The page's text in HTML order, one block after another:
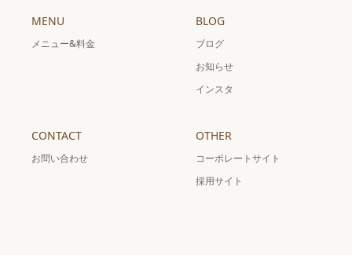
MENU
メニュー&料金
BLOG
ブログ
お知らせ
インスタ
CONTACT
お問い合わせ
OTHER
コーポレートサイト
採用サイト